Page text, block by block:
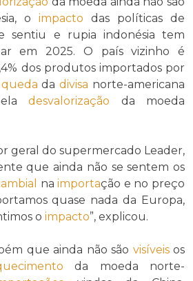
o impacto das políticas de
sentiu e rupia indonésia tem
em 2025. O país vizinho é
dos produtos importados por
queda dadivisa norte-americana
desvalorização da moeda
geral do supermercado Leader,
que ainda não se sentem os
naimportação e no preço
quase nada da Europa,
o impacto”, explicou.
que ainda não são visíveisos
da moeda norte-